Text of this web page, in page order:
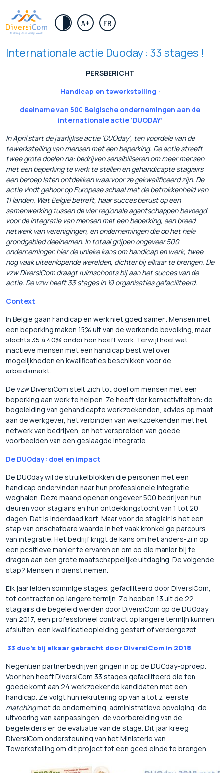
A+ FR
Internationale actie Duoday : 33 stages !
PERSBERICHT
Handicap en tewerkstelling :
deelname van 500 Belgische ondernemingen aan de
internationale actie ‘DUODAY’
In April start de jaarlijkse actie ‘DUOday’, ten voordele van de
tewerkstelling van mensen met een beperking. De actie streeft
twee grote doelen na: bedrijven sensibiliseren om meer mensen
met een beperking te werk te stellen en gehandicapte stagiairs
een beroep laten ontdekken waarvoor ze gekwalificeerd zijn. De
actie vindt gehoor op Europese schaal met de betrokkenheid van
11 landen. Wat België betreft, haar succes berust op een
samenwerking tussen de vier regionale agentschappen bevoegd
voor de integratie van mensen met een beperking, een breed
netwerk van verenigingen, en ondernemingen die op het hele
grondgebied deelnemen. In totaal grijpen ongeveer 500
ondernemingen hier de unieke kans om handicap en werk, twee
nog vaak uiteenlopende werelden, dichter bij elkaar te brengen. De
vzw DiversiCom draagt ruimschoots bij aan het succes van de
actie. De vzw heeft 33 stages in 19 organisaties gefaciliteerd.
Context
In België gaan handicap en werk niet goed samen. Mensen met
een beperking maken 15% uit van de werkende bevolking, maar
slechts 35 à 40% onder hen heeft werk. Terwijl heel wat
inactieve mensen met een handicap best wel over
mogelijkheden en kwalificaties beschikken voor de
arbeidsmarkt.
De vzw DiversiCom stelt zich tot doel om mensen met een
beperking aan werk te helpen. Ze heeft vier kernactiviteiten: de
begeleiding van gehandicapte werkzoekenden, advies op maat
aan de werkgever, het verbinden van werkzoekenden met het
netwerk van bedrijven, en het verspreiden van goede
voorbeelden van een geslaagde integratie.
De DUOday: doel en impact
De DUOday wil de struikelblokken die personen met een
handicap ondervinden naar hun professionele integratie
weghalen. Deze maand openen ongeveer 500 bedrijven hun
deuren voor stagiairs en hun ontdekkingstocht van 1 tot 20
dagen. Dat is inderdaad kort. Maar voor de stagiair is het een
stap van onschatbare waarde in het vaak kronkelige parcours
van integratie. Het bedrijf krijgt de kans om het anders-zijn op
een positieve manier te ervaren en om op die manier bij te
dragen aan een grote maatschappelijke uitdaging. De volgende
stap? Mensen in dienst nemen.
Elk jaar leiden sommige stages, gefaciliteerd door DiversiCom,
tot contracten op langere termijn. Zo hebben 13 uit de 22
stagiairs die begeleid werden door DiversiCom op de DUOday
van 2017, een professioneel contract op langere termijn kunnen
afsluiten, een kwalificatieopleiding gestart of verdergezet.
33 duo’s bij elkaar gebracht door DiversiCom in 2018
Negentien partnerbedrijven gingen in op de DUOday-oproep.
Voor hen heeft DiversiCom 33 stages gefaciliteerd die ten
goede komt aan 24 werkzoekende kandidaten met een
handicap. Ze volgt hun rekrutering op van a tot z: eerste
matchingmet de onderneming, administratieve opvolging, de
uitvoering van aanpassingen, de voorbereiding van de
begeleiders en de evaluatie van de stage. Dit jaar kreeg
DiversiCom ondersteuning van het Ministerie van
Tewerkstelling om dit project tot een goed einde te brengen.